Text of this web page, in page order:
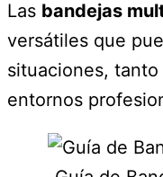
Las bandejas
versátiles que
situaciones,
entornos